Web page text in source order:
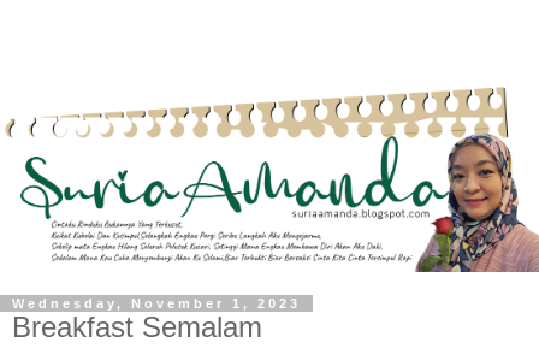
Wednesday, November 1, 2023
Breakfast Semalam